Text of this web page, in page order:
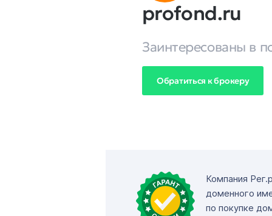
profond.ru
Заинтересованы в
Обратиться к брокеру
Компания
доменного
по покупке